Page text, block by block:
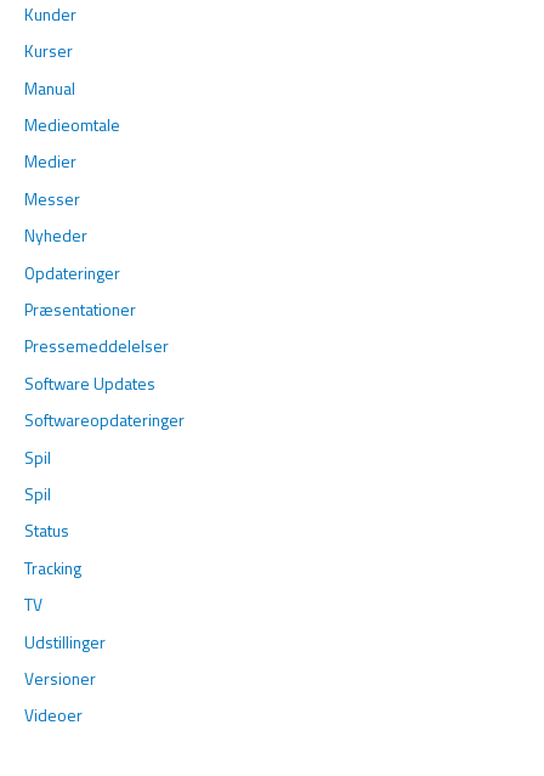
Kunder
Kurser
Manual
Medieomtale
Medier
Messer
Nyheder
Opdateringer
Præsentationer
Pressemeddelelser
Software Updates
Softwareopdateringer
Spil
Spil
Status
Tracking
TV
Udstillinger
Versioner
Videoer